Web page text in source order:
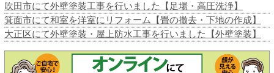
吹田市にて外壁塗装工事を行いました【足場・高圧洗浄】
箕面市にて和室を洋室にリフォーム【畳の撤去・下地の作成】
大正区にて外壁塗装・屋上防水工事を行いました【外壁塗装】